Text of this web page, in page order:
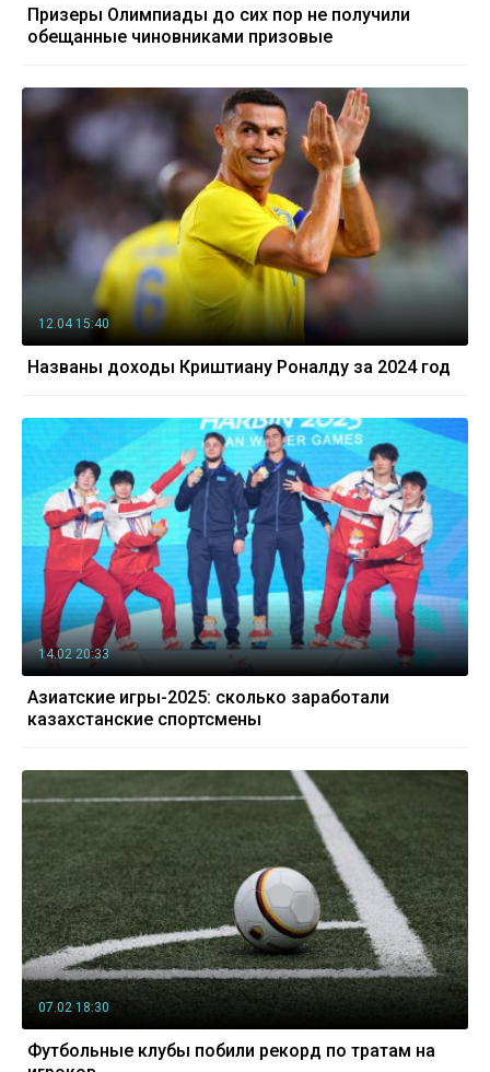
Призеры Олимпиады до сих пор не получили
обещанные чиновниками призовые
12.04 15:40
Названы доходы Криштиану Роналду за 2024 год
14.02 20:33
Азиатские игры-2025: сколько заработали
казахстанские спортсмены
07.02 18:30
Футбольные клубы побили рекорд по тратам на